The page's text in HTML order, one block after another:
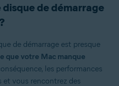
disque de démarrage
de démarrage est presque
que votre Mac manque
les performances
vous rencontrez des